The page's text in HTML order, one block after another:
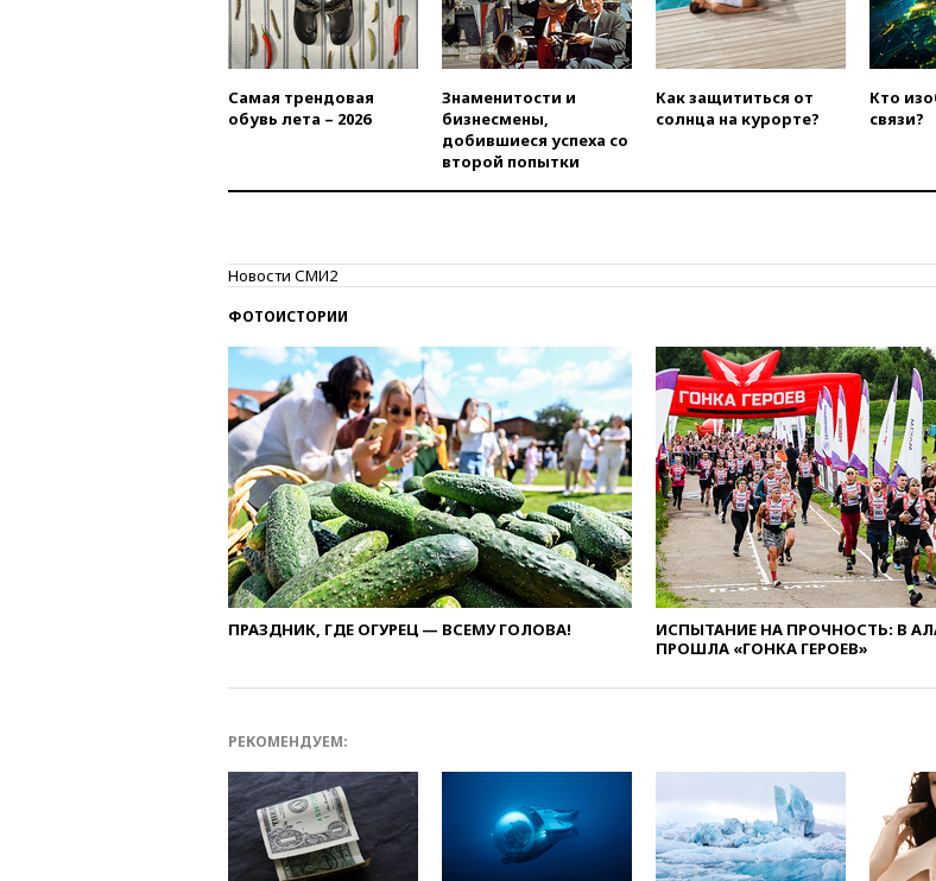
вчера, 21:56
отказал
использовании
вчера, 21:35
вчера, 21:26
вчера, 21:15
вчера, 21:00На
Украины с
свыше 6,5
вчера, 20:53
пройдет в 2026
вчера, 20:45
сбила еще 75
беспилотников
вчера, 20:35
погиб при атаке
Белгородской
вчера, 20:30
постановил
строительство
Белом доме
Самая трендовая
обувь лета – 2026
Знаменитости и
бизнесмены,
добившиеся успеха со
второй попытки
Как защититься от
солнца на курорте?
Кто
связи?
Новости СМИ2
ФОТОИСТОРИИ
ПРАЗДНИК, ГДЕ ОГУРЕЦ — ВСЕМУ ГОЛОВА!
ИСПЫТАНИЕ НА ПРОЧНОСТЬ: В
ПРОШЛА «ГОНКА ГЕРОЕВ»
РЕКОМЕНДУЕМ: